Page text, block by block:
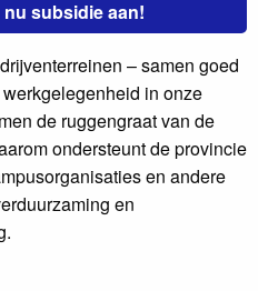
subsidie aan!
– samen goed
in onze
de ruggengraat van de
ondersteunt de provincie
en andere
en